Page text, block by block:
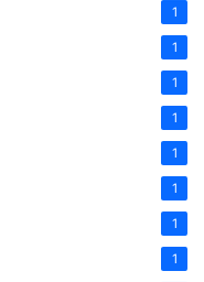
1
1
1
1
1
1
1
1